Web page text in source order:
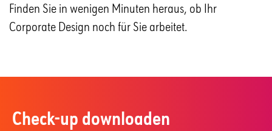
Finden Sie in wenigen Minuten heraus, ob Ihr
Corporate Design noch für Sie arbeitet.
Check-up downloaden